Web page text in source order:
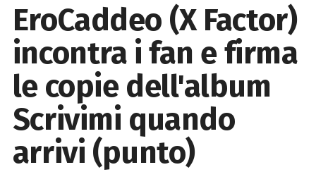
EroCaddeo (X Factor)
incontra i fan e firma
le copie dell'album
Scrivimi quando
arrivi (punto)